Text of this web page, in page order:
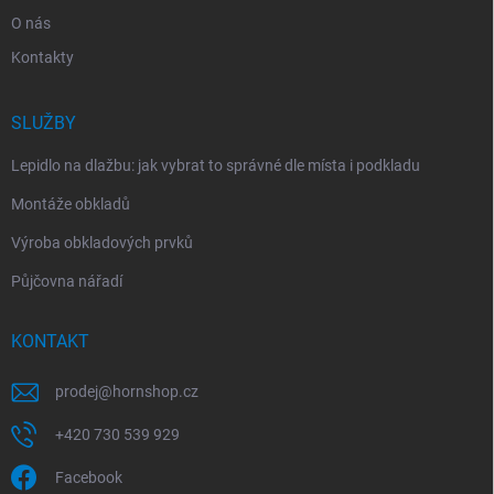
O nás
Kontakty
SLUŽBY
Lepidlo na dlažbu: jak vybrat to správné dle místa i podkladu
Montáže obkladů
Výroba obkladových prvků
Půjčovna nářadí
KONTAKT
prodej@hornshop.cz
+420 730 539 929
Facebook